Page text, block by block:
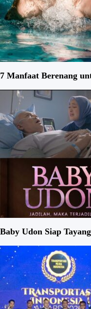
7 Manfaat Berenang
Baby Udon Siap